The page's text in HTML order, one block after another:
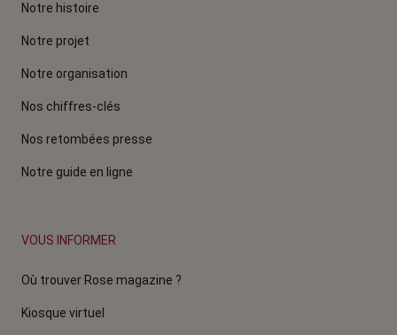
Notre histoire
Notre projet
Notre organisation
Nos chiffres-clés
Nos retombées presse
Notre guide en ligne
VOUS INFORMER
Où trouver Rose magazine ?
Kiosque virtuel